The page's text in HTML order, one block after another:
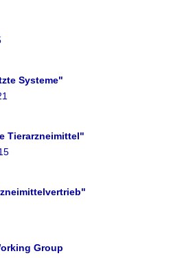
Systeme"
Tierarzneimittel"
Group